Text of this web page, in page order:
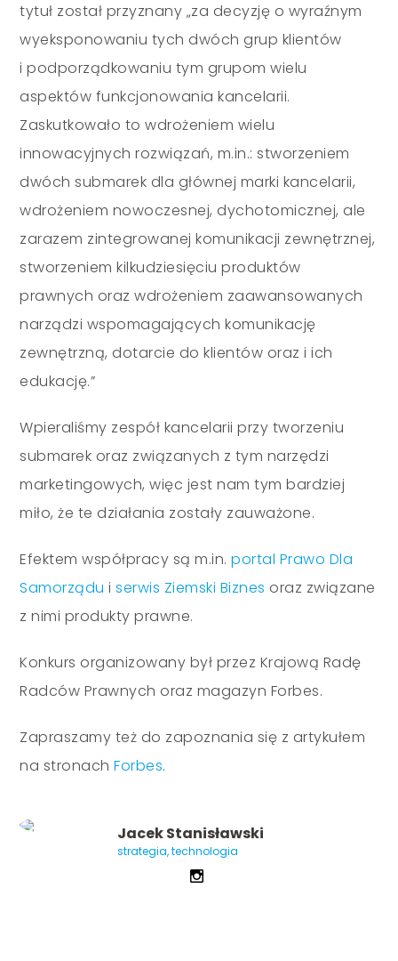
tytuł został przyznany „za decyzję o wyraźnym
wyeksponowaniu tych dwóch grup klientów
i podporządkowaniu tym grupom wielu
aspektów funkcjonowania kancelarii.
Zaskutkowało to wdrożeniem wielu
innowacyjnych rozwiązań, m.in.: stworzeniem
dwóch submarek dla głównej marki kancelarii,
wdrożeniem nowoczesnej, dychotomicznej, ale
zarazem zintegrowanej komunikacji zewnętrznej,
stworzeniem kilkudziesięciu produktów
prawnych oraz wdrożeniem zaawansowanych
narządzi wspomagających komunikację
zewnętrzną, dotarcie do klientów oraz i ich
edukację.”
Wpieraliśmy zespół kancelarii przy tworzeniu
submarek oraz związanych z tym narzędzi
marketingowych, więc jest nam tym bardziej
miło, że te działania zostały zauważone.
Efektem współpracy są m.in.portal Prawo Dla
Samorządu iserwis Ziemski Biznes oraz związane
z nimi produkty prawne.
Konkurs organizowany był przez Krajową Radę
Radców Prawnych oraz magazyn Forbes.
Zapraszamy też do zapoznania się z artykułem
na stronachForbes.
Jacek Stanisławski
strategia, technologia